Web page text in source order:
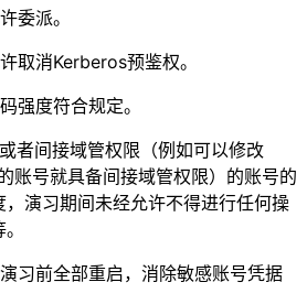
委派。
取消Kerberos预鉴权。
强度符合规定。
者间接域管权限（例如可以修改
账号就具备间接域管权限）的账号的
演习期间未经允许不得进行任何操
习前全部重启，消除敏感账号凭据